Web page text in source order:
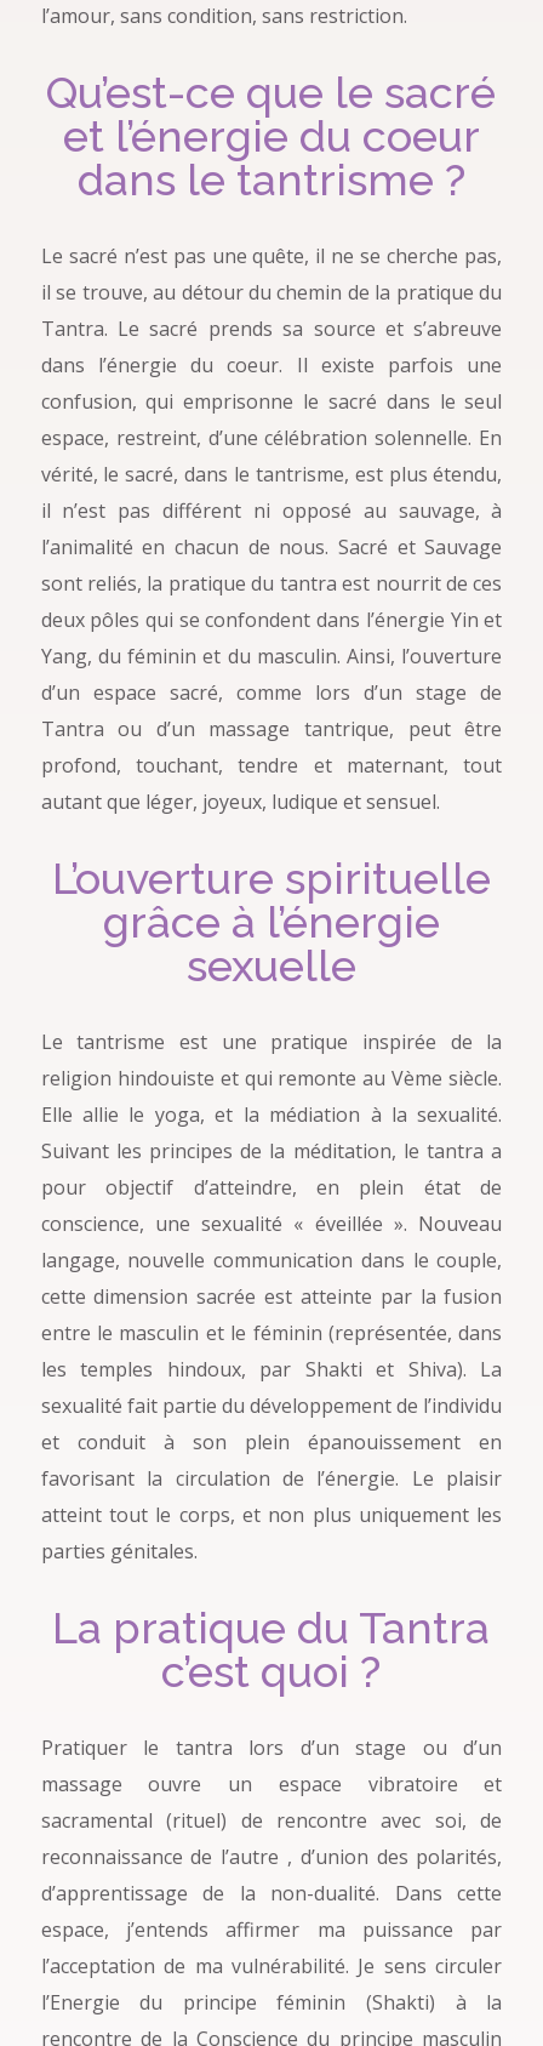
l’amour, sans condition, sans restriction.
Qu’est-ce que le sacré
et l’énergie du coeur
dans le tantrisme ?
Le sacré n’est pas une quête, il ne se cherche pas,
il se trouve, au détour du chemin de la pratique du
Tantra. Le sacré prends sa source et s’abreuve
dans l’énergie du coeur. Il existe parfois une
confusion, qui emprisonne le sacré dans le seul
espace, restreint, d’une célébration solennelle. En
vérité, le sacré, dans le tantrisme, est plus étendu,
il n’est pas différent ni opposé au sauvage, à
l’animalité en chacun de nous. Sacré et Sauvage
sont reliés, la pratique du tantra est nourrit de ces
deux pôles qui se confondent dans l’énergie Yin et
Yang, du féminin et du masculin. Ainsi, l’ouverture
d’un espace sacré, comme lors d’un stage de
Tantra ou d’un massage tantrique, peut être
profond, touchant, tendre et maternant, tout
autant que léger, joyeux, ludique et sensuel.
L’ouverture spirituelle
grâce à l’énergie
sexuelle
Le tantrisme est une pratique inspirée de la
religion hindouiste et qui remonte au Vème siècle.
Elle allie le yoga, et la médiation à la sexualité.
Suivant les principes de la méditation, le tantra a
pour objectif d’atteindre, en plein état de
conscience, une sexualité « éveillée ». Nouveau
langage, nouvelle communication dans le couple,
cette dimension sacrée est atteinte par la fusion
entre le masculin et le féminin (représentée, dans
les temples hindoux, par Shakti et Shiva). La
sexualité fait partie du développement de l’individu
et conduit à son plein épanouissement en
favorisant la circulation de l’énergie. Le plaisir
atteint tout le corps, et non plus uniquement les
parties génitales.
La pratique du Tantra
c’est quoi ?
Pratiquer le tantra lors d’un stage ou d’un
massage ouvre un espace vibratoire et
sacramental (rituel) de rencontre avec soi, de
reconnaissance de l’autre , d’union des polarités,
d’apprentissage de la non-dualité. Dans cette
espace, j’entends affirmer ma puissance par
l’acceptation de ma vulnérabilité. Je sens circuler
l’Energie du principe féminin (Shakti) à la
rencontre de la Conscience du principe masculin